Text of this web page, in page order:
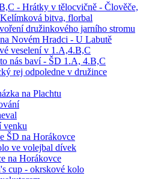
- Hrátky v tělocvičně - Člověče,
bitva, florbal
družinkového jarního stromu
Novém Hradci - U Labutě
veselení v 1.A,4.B,C
nás baví - ŠD 1.A, 4.B,C
rej odpoledne v družince
na Plachtu
venku
ŠD na Horákovce
ve volejbal dívek
na Horákovce
cup - okrskové kolo